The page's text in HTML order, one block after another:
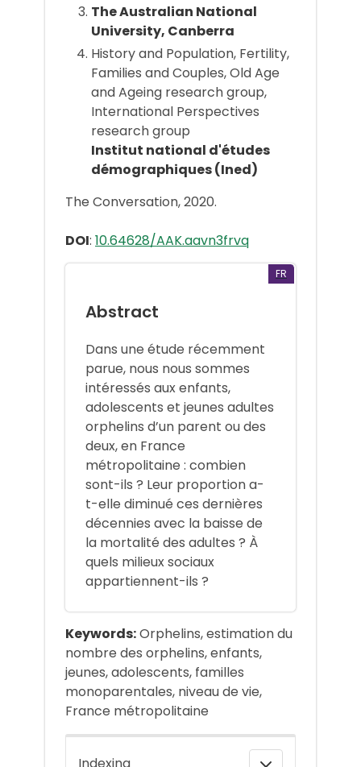
The Australian National
University, Canberra
History and Population, Fertility,
Families and Couples, Old Age
and Ageing research group,
International Perspectives
research group
Institut national d'études
démographiques (Ined)
The Conversation, 2020.
DOI: 10.64628/AAK.aavn3frvq
FR
Abstract
Dans une étude récemment
parue, nous nous sommes
intéressés aux enfants,
adolescents et jeunes adultes
orphelins d’un parent ou des
deux, en France
métropolitaine : combien
sont-ils ? Leur proportion a-
t-elle diminué ces dernières
décennies avec la baisse de
la mortalité des adultes ? À
quels milieux sociaux
appartiennent-ils ?
Keywords:Orphelins, estimation du
nombre des orphelins, enfants,
jeunes, adolescents, familles
monoparentales, niveau de vie,
France métropolitaine